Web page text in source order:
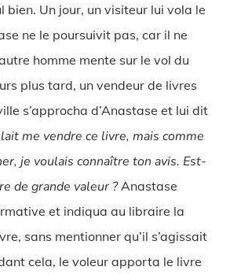
bien. Un jour, un visiteur lui vola le
ne le poursuivit pas, car il ne
homme mente sur le vol du
plus tard, un vendeur de livres
s’approcha d’Anastase et lui dit
me vendre ce livre, mais comme
je voulais connaître ton avis. Est-
de grande valeur ?Anastase
et indiqua au libraire la
sans mentionner qu’il s’agissait
cela, le voleur apporta le livre